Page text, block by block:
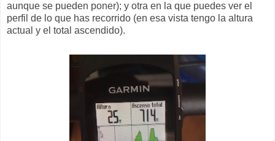
aunque se pueden poner); y otra en la que puedes ver el
perfil de lo que has recorrido (en esa vista tengo la altura
actual y el total ascendido).